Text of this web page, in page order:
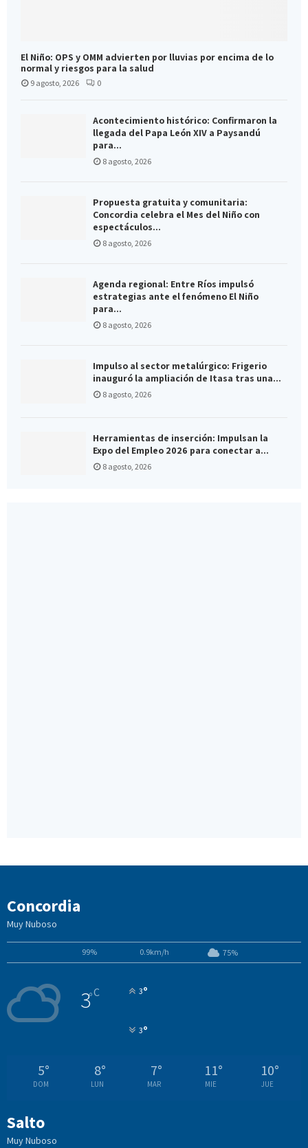
El Niño: OPS y OMM advierten por lluvias por encima de lo
normal y riesgos para la salud
9 agosto, 2026 0
Acontecimiento histórico: Confirmaron la
llegada del Papa León XIV a Paysandú
para...
8 agosto, 2026
Propuesta gratuita y comunitaria:
Concordia celebra el Mes del Niño con
espectáculos...
8 agosto, 2026
Agenda regional: Entre Ríos impulsó
estrategias ante el fenómeno El Niño
para...
8 agosto, 2026
Impulso al sector metalúrgico: Frigerio
inauguró la ampliación de Itasa tras una...
8 agosto, 2026
Herramientas de inserción: Impulsan la
Expo del Empleo 2026 para conectar a...
8 agosto, 2026
Concordia
Muy Nuboso
99% 0.9km/h 75%
3°C 3°
3°
5°
DOM
8°
LUN
7°
MAR
11°
MIE
10°
JUE
Salto
Muy Nuboso